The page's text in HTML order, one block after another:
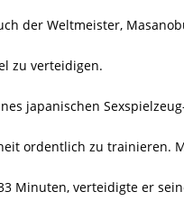
der Weltmeister,
zu verteidigen.
japanischen
ordentlich zu trainieren.
Minuten, verteidigte er